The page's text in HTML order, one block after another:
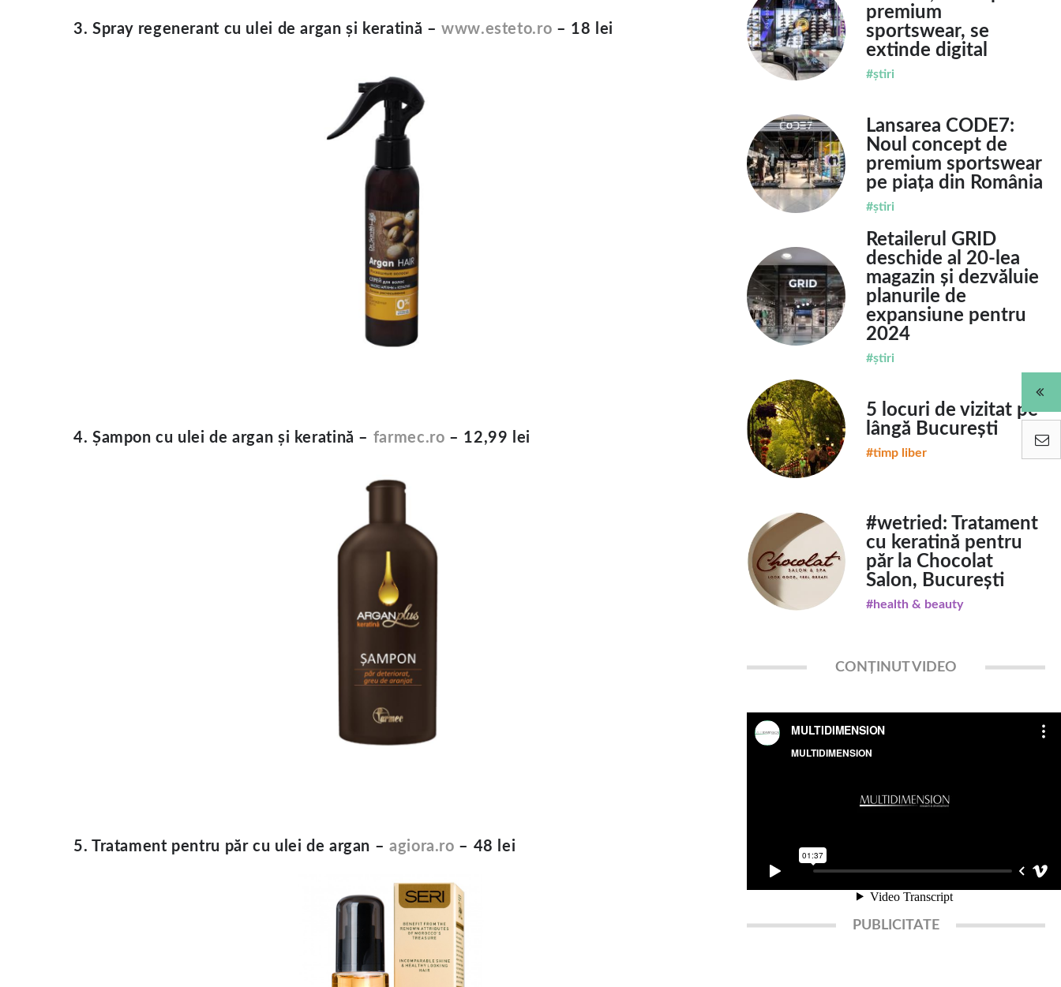
3. Spray regenerant cu ulei de argan și keratină –www.esteto.ro – 18 lei
4. Șampon cu ulei de argan și keratină – farmec.ro – 12,99 lei
5. Tratament pentru păr cu ulei de argan – agiora.ro – 48 lei
premium
sportswear, se
extinde digital
#știri
Lansarea CODE7:
Noul concept de
premium sportswear
pe piața din România
#știri
Retailerul GRID
deschide al 20-lea
magazin și dezvăluie
planurile de
expansiune pentru
2024
#știri
5 locuri de vizitat pe
lângă București
#timp liber
#wetried: Tratament
cu keratină pentru
păr la Chocolat
Salon, București
#health & beauty
CONȚINUT VIDEO
PUBLICITATE